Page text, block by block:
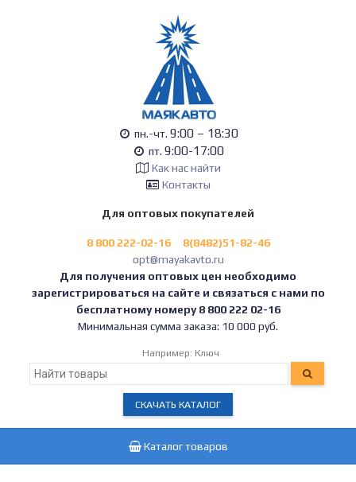
пн.-чт. 9:00 – 18:30
пт. 9:00-17:00
Как нас найти
Контакты
Для оптовых покупателей
8 800 222-02-16
8(8482)51-82-46
opt@mayakavto.ru
Для получения оптовых цен необходимо
зарегистрироваться на сайте и связаться с нами по
бесплатному номеру 8 800 222 02-16
Минимальная сумма заказа: 10 000 руб.
Например: Ключ
СКАЧАТЬ КАТАЛОГ
Каталог товаров